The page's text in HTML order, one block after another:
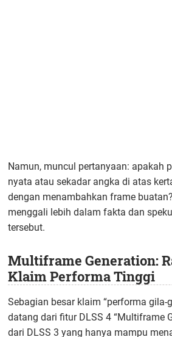
Namun, muncul pertanyaan: apakah
nyata atau sekadar angka di atas
dengan menambahkan frame
menggali lebih dalam fakta dan
tersebut.
Multiframe Generation:
Klaim Performa Tinggi
Sebagian besar klaim “performa gila-
datang dari fitur DLSS 4 “Multiframe
dari DLSS 3 yang hanya mampu